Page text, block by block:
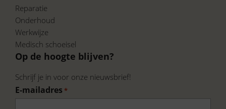
Bekijk onze volledige collectie van Viguera op:
https://www.schoenhuisbrink.nl/merk/viguera/
En ontdek wat wij nog meer te bieden
hebben.
Reparatie
Onderhoud
Werkwijze
Medisch schoeisel
Op de hoogte blijven?
Schrijf je in voor onze nieuwsbrief!
E-mailadres *